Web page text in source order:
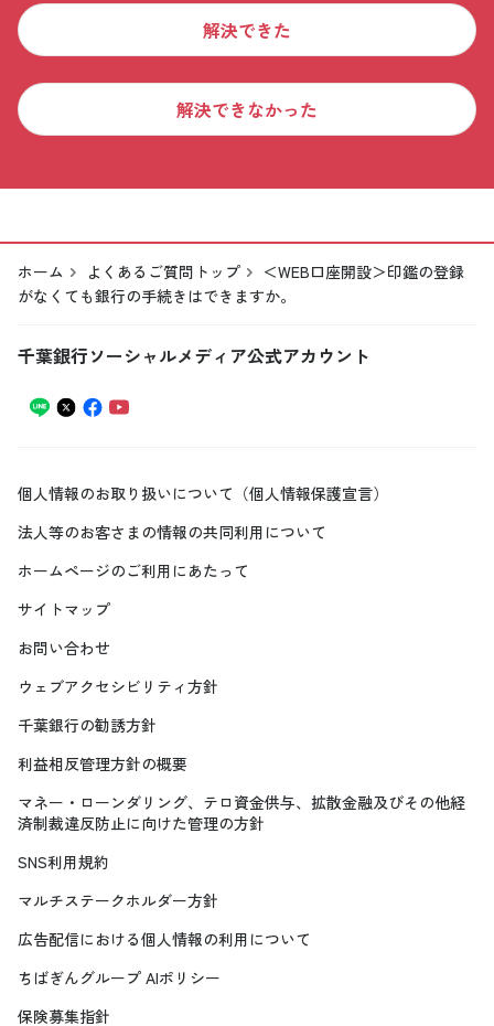
解決できた
解決できなかった
ホーム よくあるご質問トップ
＜WEB口座開設＞印鑑の登録
がなくても銀行の手続きはできますか。
千葉銀行ソーシャルメディア公式アカウント
個人情報のお取り扱いについて（個人情報保護宣言）
法人等のお客さまの情報の共同利用について
ホームページのご利用にあたって
サイトマップ
お問い合わせ
ウェブアクセシビリティ方針
千葉銀行の勧誘方針
利益相反管理方針の概要
マネー・ローンダリング、テロ資金供与、拡散金融及びその他経
済制裁違反防止に向けた管理の方針
SNS利用規約
マルチステークホルダー方針
広告配信における個人情報の利用について
ちばぎんグループ AIポリシー
保険募集指針